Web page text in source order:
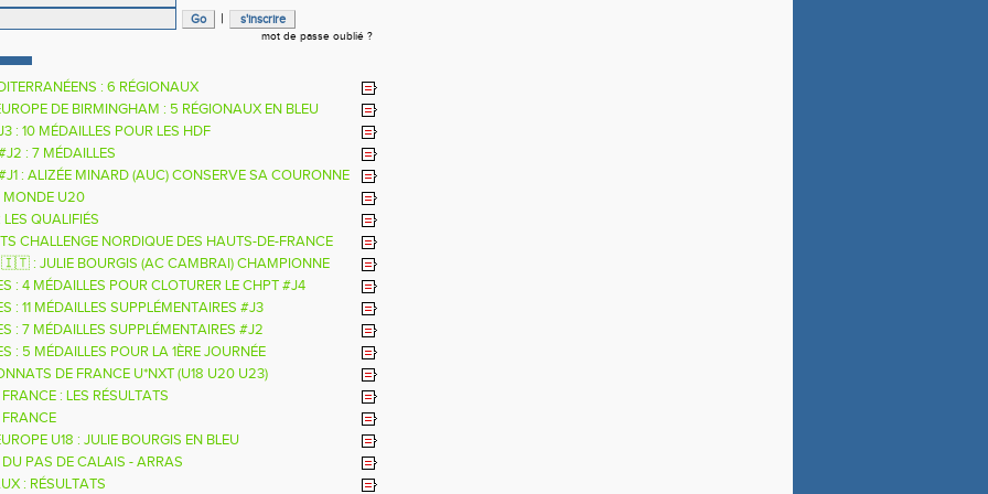
|
mot de passe oublié ?
: 6 RÉGIONAUX
DE BIRMINGHAM : 5 RÉGIONAUX EN BLEU
: 10 MÉDAILLES POUR LES HDF
: 7 MÉDAILLES
: ALIZÉE MINARD (AUC) CONSERVE SA COURONNE
MONDE U20
LES QUALIFIÉS
CHALLENGE NORDIQUE DES HAUTS-DE-FRANCE
: JULIE BOURGIS (AC CAMBRAI) CHAMPIONNE
U18 DE LA PERCHE
: 4 MÉDAILLES POUR CLOTURER LE CHPT #J4
: 11 MÉDAILLES SUPPLÉMENTAIRES #J3
: 7 MÉDAILLES SUPPLÉMENTAIRES #J2
: 5 MÉDAILLES POUR LA 1ÈRE JOURNÉE
DE FRANCE U*NXT (U18 U20 U23)
: LES RÉSULTATS
U18 : JULIE BOURGIS EN BLEU
DU PAS DE CALAIS - ARRAS
: RÉSULTATS